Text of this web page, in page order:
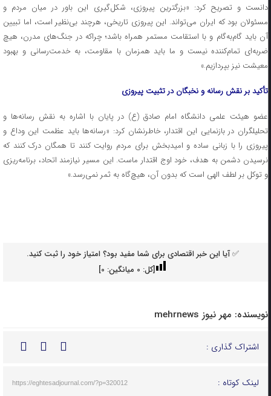
دانست و تصریح کرد: «بزرگترین پیروزی، شکل‌گیری این باور در میان مردم و
مسئولان بود که ایران می‌تواند. این پیروزی تاریخی، هرچند بی‌نظیر است، اما تبیین
آن باید گام‌به‌گام و با استقامت مستمر همراه باشد؛ چراکه در جنگ‌های مدرن، هیچ
ضربه‌ای تمام‌کننده نیست و ما باید همزمان با مقاومت، به خدمت‌رسانی و بهبود
معیشت نیز بپردازیم.»
تأکید بر نقش رسانه و نخبگان در تثبیت پیروزی
عضو هیئت علمی دانشگاه امام صادق (ع) در پایان با اشاره به نقش رسانه‌ها و
تحلیلگران در بازنمایی این اقتدار، خاطرنشان کرد: «رسانه‌ها باید عظمت این وداع و
پیروزی را با زبانی ساده و امیدبخش برای مردم روایت کنند تا همگان درک کنند که
نرسیدن دشمن به هدف، خود اوج اقتدار ماست. این مسیر نیازمند اتحاد، برنامه‌ریزی
و توکل بر لطف الهی است که بدون آن، هیچ‌گاه به ثمر نمی‌رسد.»
✅ آیا این خبر اقتصادی برای شما مفید بود؟ امتیاز خود را ثبت کنید.
[کل: 0میانگین: 0
]
نویسنده: مهر نیوز mehrnews
اشتراک گذاری :
لینک کوتاه : https://eghtesadjournal.com/?p=320012